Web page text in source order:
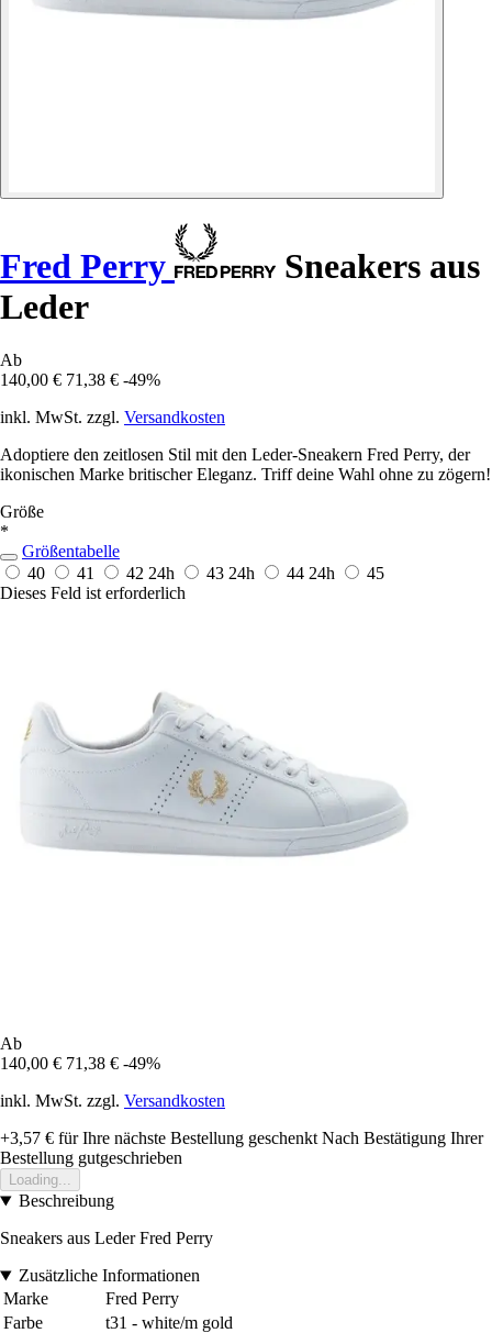
Fred Perry
Sneakers aus
Leder
Ab
140,00 € 71,38 € -49%
inkl. MwSt. zzgl. Versandkosten
Adoptiere den zeitlosen Stil mit den Leder-Sneakern Fred Perry, der
ikonischen Marke britischer Eleganz. Triff deine Wahl ohne zu zögern!
Größe
*
Größentabelle
40
41 42 24h 43 24h 44 24h
45
Dieses Feld ist erforderlich
Ab
140,00 € 71,38 € -49%
inkl. MwSt. zzgl. Versandkosten
+3,57 € für Ihre nächste Bestellung geschenkt Nach Bestätigung Ihrer
Bestellung gutgeschrieben
Loading...
Beschreibung
Sneakers aus Leder Fred Perry
Zusätzliche Informationen
Marke
Fred Perry
Farbe
t31 - white/m gold